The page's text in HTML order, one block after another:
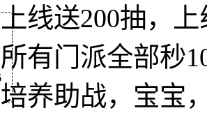
上线送200抽，上
所有门派全部秒
培养助战，宝宝